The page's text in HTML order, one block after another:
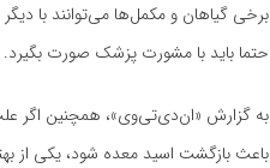
برخی گیاهان و مکمل‌ها می‌توانند با
حتما باید با مشورت پزشک صورت بگیرد.
به گزارش «ان‌دی‌تی‌وی»، همچنین اگر
باعث بازگشت اسید معده شود، یکی از